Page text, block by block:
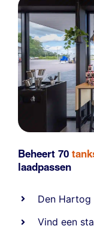
Beheert 70
laadpassen
Den Hartog
Vind een